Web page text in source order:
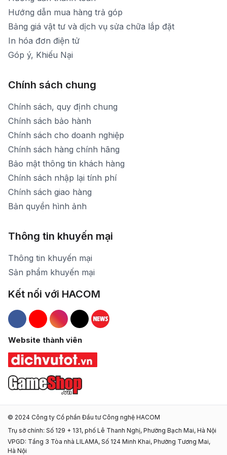
Hướng dẫn mua hàng trả góp
Bảng giá vật tư và dịch vụ sửa chữa lắp đặt
In hóa đơn điện tử
Góp ý, Khiếu Nại
Chính sách chung
Chính sách, quy định chung
Chính sách bảo hành
Chính sách cho doanh nghiệp
Chính sách hàng chính hãng
Bảo mật thông tin khách hàng
Chính sách nhập lại tính phí
Chính sách giao hàng
Bản quyền hình ảnh
Thông tin khuyến mại
Thông tin khuyến mại
Sản phẩm khuyến mại
Kết nối với HACOM
Hacom Facebook
Hacom YouTube
Hacom Instagram
Hacom TikTok
Website thành viên
© 2024 Công ty Cổ phần Đầu tư Công nghệ HACOM
Trụ sở chính: Số 129 + 131, phố Lê Thanh Nghị, Phường Bạch Mai, Hà Nội
VPGD: Tầng 3 Tòa nhà LILAMA, Số 124 Minh Khai, Phường Tương Mai,
Hà Nội